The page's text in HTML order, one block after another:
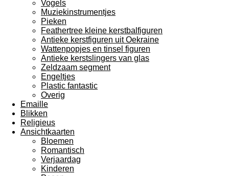
Vogels
Muziekinstrumentjes
Pieken
Feathertree kleine kerstbalfiguren
Antieke kerstfiguren uit Oekraine
Wattenpopjes en tinsel figuren
Antieke kerstslingers van glas
Zeldzaam segment
Engeltjes
Plastic fantastic
Overig
Emaille
Blikken
Religieus
Ansichtkaarten
Bloemen
Romantisch
Verjaardag
Kinderen